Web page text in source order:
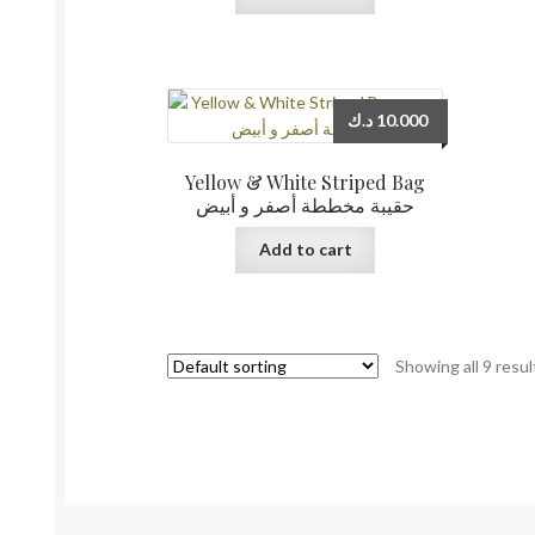
Yellow & White Striped Bag
حقيبة مخططة أصفر و أبيض
10.000 د.ك
Add to cart
Showing all 9